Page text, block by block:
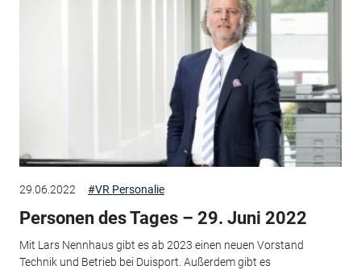
29.06.2022 #VR Personalie
Personen des Tages – 29. Juni 2022
Mit Lars Nennhaus gibt es ab 2023 einen neuen Vorstand
Technik und Betrieb bei Duisport. Außerdem gibt es